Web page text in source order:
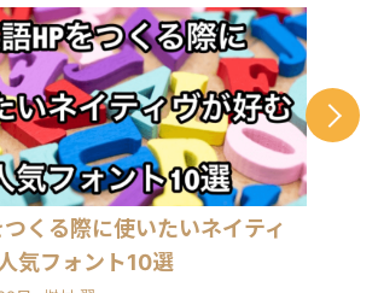
に従事 2020年 三菱重工業 入社：国産
ジェット機「MRJ／スペースジェッ
ト」、およびボーイング向けの調達業
務を担当 2022年 Schneider Electric
入社：エネルギー分野（UPS）にて海
外サプライチェーンを担当 2022年 株
式会社LA ORG 創業：翻訳・Web制
作・英語教育の3事業を軸に、グローバ
ル支援サービスを提供 🔗 各種リンク
【公式サイト】https://la-org.com
【ポートフォリオ】
https://www.portfolio.la-org.com
くる際に使いたいネイティ
気フォント10選